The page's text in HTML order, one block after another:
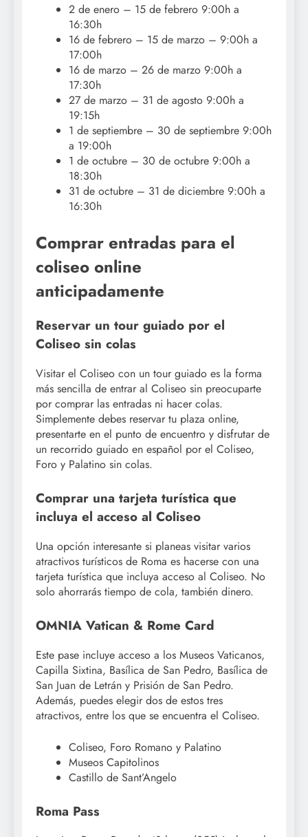
2 de enero – 15 de febrero 9:00h a
16:30h
16 de febrero – 15 de marzo – 9:00h a
17:00h
16 de marzo – 26 de marzo 9:00h a
17:30h
27 de marzo – 31 de agosto 9:00h a
19:15h
1 de septiembre – 30 de septiembre 9:00h
a 19:00h
1 de octubre – 30 de octubre 9:00h a
18:30h
31 de octubre – 31 de diciembre 9:00h a
16:30h
Comprar entradas para el
coliseo online
anticipadamente
Reservar un tour guiado por el
Coliseo sin colas
Visitar el Coliseo con un tour guiado es la forma
más sencilla de entrar al Coliseo sin preocuparte
por comprar las entradas ni hacer colas.
Simplemente debes reservar tu plaza online,
presentarte en el punto de encuentro y disfrutar de
un recorrido guiado en español por el Coliseo,
Foro y Palatino sin colas.
Comprar una tarjeta turística que
incluya el acceso al Coliseo
Una opción interesante si planeas visitar varios
atractivos turísticos de Roma es hacerse con una
tarjeta turística que incluya acceso al Coliseo. No
solo ahorrarás tiempo de cola, también dinero.
OMNIA Vatican & Rome Card
Este pase incluye acceso a los Museos Vaticanos,
Capilla Sixtina, Basílica de San Pedro, Basílica de
San Juan de Letrán y Prisión de San Pedro.
Además, puedes elegir dos de estos tres
atractivos, entre los que se encuentra el Coliseo.
Coliseo, Foro Romano y Palatino
Museos Capitolinos
Castillo de Sant’Angelo
Roma Pass